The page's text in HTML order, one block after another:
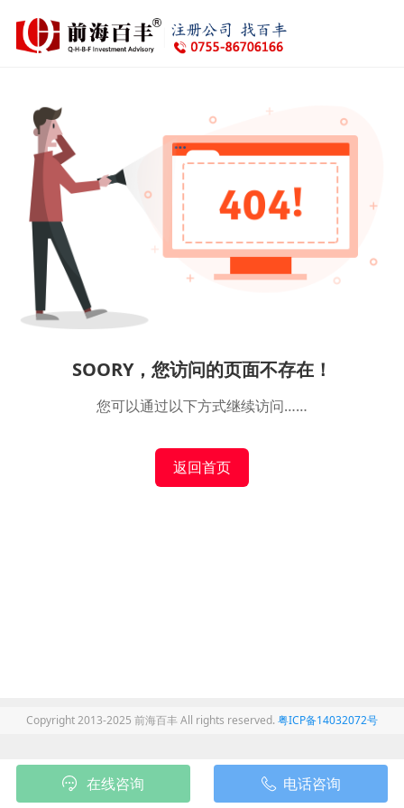
SOORY，您访问的页面不存在！
您可以通过以下方式继续访问……
返回首页
Copyright 2013-2025 前海百丰 All rights reserved. 粤ICP备14032072号
在线咨询 电话咨询